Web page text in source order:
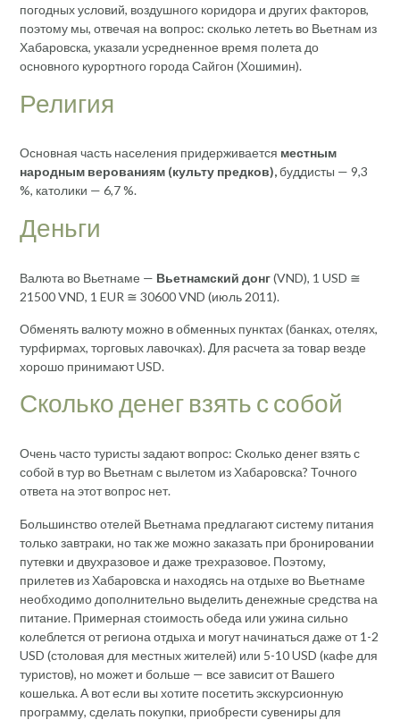
погодных условий, воздушного коридора и других факторов,
поэтому мы, отвечая на вопрос: сколько лететь во Вьетнам из
Хабаровска, указали усредненное время полета до
основного курортного города Сайгон (Хошимин).
Религия
Основная часть населения придерживается местным
народным верованиям (культу предков),буддисты — 9,3
%, католики — 6,7 %.
Деньги
Валюта во Вьетнаме — Вьетнамский донг(VND), 1 USD ≅
21500 VND, 1 EUR ≅ 30600 VND (июль 2011).
Обменять валюту можно в обменных пунктах (банках, отелях,
турфирмах, торговых лавочках). Для расчета за товар везде
хорошо принимают USD.
Сколько денег взять с собой
Очень часто туристы задают вопрос: Сколько денег взять с
собой в тур во Вьетнам с вылетом из Хабаровска? Точного
ответа на этот вопрос нет.
Большинство отелей Вьетнама предлагают систему питания
только завтраки, но так же можно заказать при бронировании
путевки и двухразовое и даже трехразовое. Поэтому,
прилетев из Хабаровска и находясь на отдыхе во Вьетнаме
необходимо дополнительно выделить денежные средства на
питание. Примерная стоимость обеда или ужина сильно
колеблется от региона отдыха и могут начинаться даже от 1-2
USD (столовая для местных жителей) или 5-10 USD (кафе для
туристов), но может и больше — все зависит от Вашего
кошелька. А вот если вы хотите посетить экскурсионную
программу, сделать покупки, приобрести сувениры для